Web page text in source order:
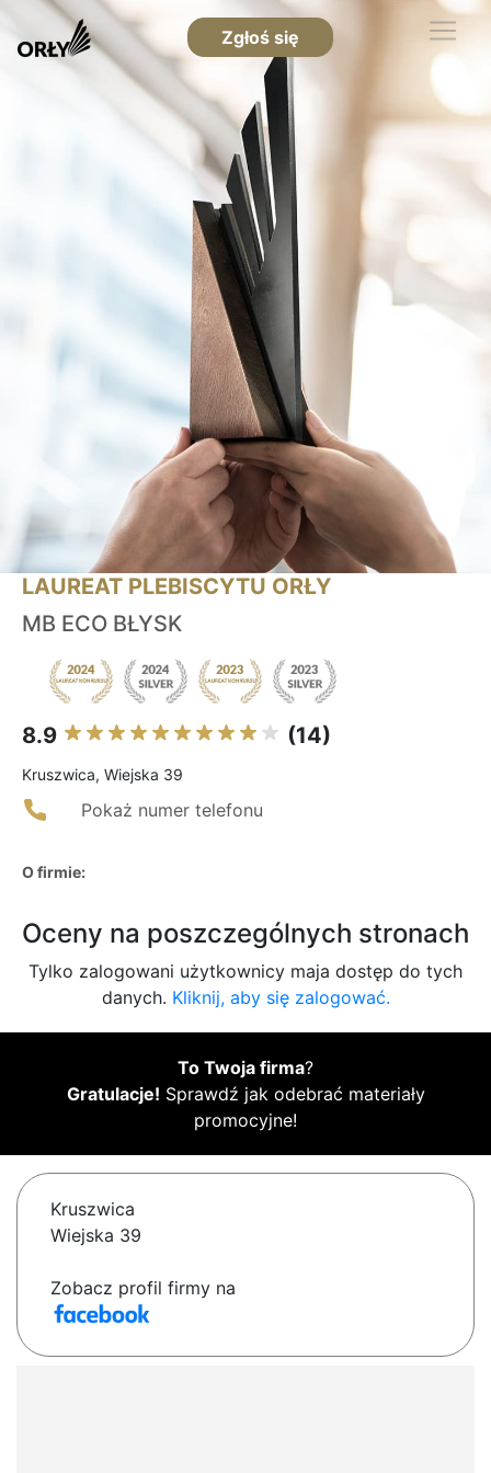
Zgłoś się
LAUREAT PLEBISCYTU ORŁY
MB ECO BŁYSK
8.9 (14)
Kruszwica, Wiejska 39
Pokaż numer telefonu
O firmie:
Oceny na poszczególnych stronach
Tylko zalogowani użytkownicy maja dostęp do tych
danych. Kliknij, aby się zalogować.
To Twoja firma?
Gratulacje! Sprawdź jak odebrać materiały
promocyjne!
Kruszwica
Wiejska 39
Zobacz profil firmy na